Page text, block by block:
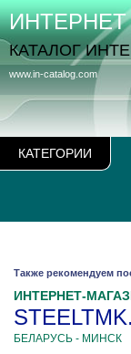
КАТЕГОРИИ
www.in-catalog.com
ИНТЕРНЕТ
КАТАЛОГ
Также рекомендуем
ИНТЕРНЕТ-
БЕЛАРУСЬ - МИНСК